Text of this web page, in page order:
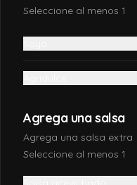
Seleccione al menos 1
Agrega una salsa
Agrega una salsa extra
Seleccione al menos 1